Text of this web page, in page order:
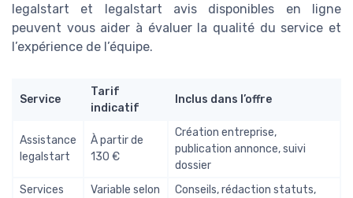
legalstart et legalstart avis disponibles en ligne
peuvent vous aider à évaluer la qualité du service et
l’expérience de l’équipe.
Service
Tarif
indicatif
Inclus dans l’offre
Assistance
legalstart
À partir de
130 €
Création entreprise,
publication annonce, suivi
dossier
Services
Variable selon
Conseils, rédaction statuts,